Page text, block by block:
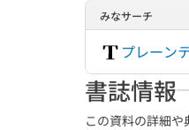
みなサーチ
プレーン
書誌情報
この資料の詳細や